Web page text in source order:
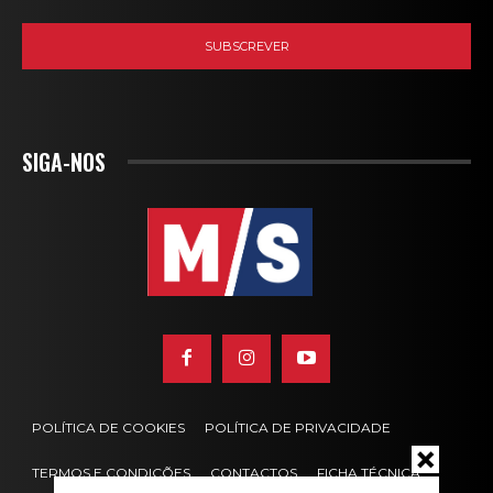
SIGA-NOS
POLÍTICA DE COOKIES POLÍTICA DE PRIVACIDADE
TERMOS E CONDIÇÕES CONTACTOS FICHA TÉCNICA